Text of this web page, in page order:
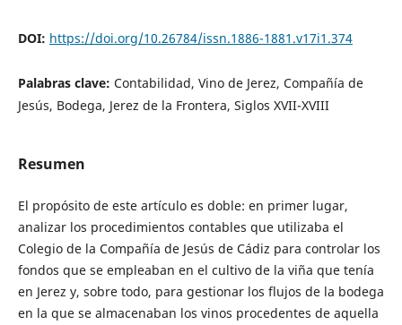
DOI: https://doi.org/10.26784/issn.1886-1881.v17i1.374
Palabras clave: Contabilidad, Vino de Jerez, Compañía de
Jesús, Bodega, Jerez de la Frontera, Siglos XVII-XVIII
Resumen
El propósito de este artículo es doble: en primer lugar,
analizar los procedimientos contables que utilizaba el
Colegio de la Compañía de Jesús de Cádiz para controlar los
fondos que se empleaban en el cultivo de la viña que tenía
en Jerez y, sobre todo, para gestionar los flujos de la bodega
en la que se almacenaban los vinos procedentes de aquella